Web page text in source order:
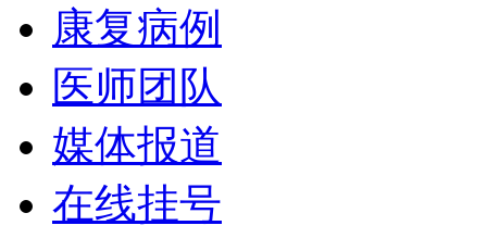
康复病例
医师团队
媒体报道
在线挂号